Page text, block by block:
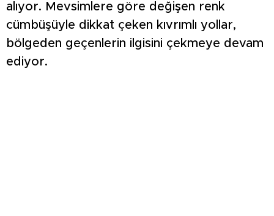
alıyor. Mevsimlere göre değişen renk
cümbüşüyle dikkat çeken kıvrımlı yollar,
bölgeden geçenlerin ilgisini çekmeye devam
ediyor.